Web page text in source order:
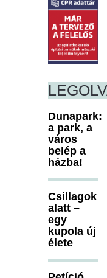
Dunapark:
a park, a
város
belép a
házba!
Csillagok
alatt –
egy
kupola új
élete